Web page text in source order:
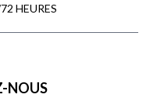
HEURES
NOUS